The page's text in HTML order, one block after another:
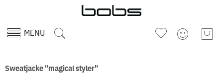
MENÜ
Sweatjacke "magical styler"